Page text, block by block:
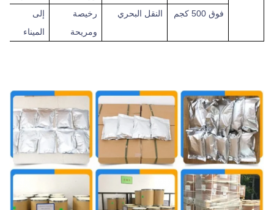
فوق 500 كجم النقل البحري
رخيصة
ومريحة
إلى
الميناء